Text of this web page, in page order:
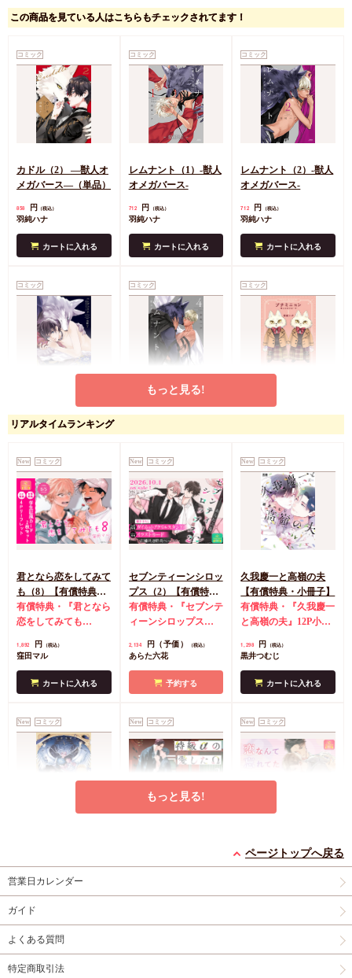
この商品を見ている人はこちらもチェックされてます！
コミック
カドル（2） ―獣人オ
メガバース―（単品）
858 円 （税込）
羽純ハナ
カートに入れる
コミック
レムナント（1）-獣人
オメガバース-
712 円 （税込）
羽純ハナ
カートに入れる
コミック
レムナント（2）-獣人
オメガバース-
712 円 （税込）
羽純ハナ
カートに入れる
コミック
メガバース-
円
カートに入れる
コミック
オメガバース-
円
カートに入れる
コミック
人おめがばーす-
円
カートに入れる
もっと見る!
リアルタイムランキング
New コミック
君となら恋をしてみて
も（8）【有償特典・
学生証風カード2枚セ
ット】
有償特典・『君となら
恋をしてみても
ド2枚セット
1,892 円 （税込）
窪田マル
カートに入れる
New コミック
セブンティーンシロッ
プス（2）【有償特
典・ダイカットアクリ
ルスタンド】
有償特典・『セブンテ
ィーンシロップス
クリルスタンド コミ
店舗共通特典ペー
パー
2,134 円（予価） （税込）
あらた六花
予約する
New コミック
久我慶一と高嶺の夫
【有償特典・小冊子】
有償特典・『久我慶一
と高嶺の夫』12P小冊
ーフレット
1,298 円 （税込）
黒井つむじ
カートに入れる
New コミック
冊子】
有償特典・『灯台守と
かもめの子（3）』
12P小冊子
吾妻香夜
カートに入れる
New コミック
フレット
New コミック
償特典・小冊子】
有償特典・『恋なんて
コミコミ特典4Pリー
もっと見る!
ページトップへ戻る
営業日カレンダー
ガイド
よくある質問
特定商取引法